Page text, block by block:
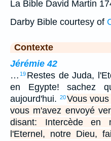
La Bible David Martin
Darby Bible courtesy of
Contexte
Jérémie 42
… 19 Restes de Juda,
en Egypte! sachez
aujourd'hui. 20Vous
vous m'avez envoyé
disant: Intercède en
l'Eternel, notre Dieu,